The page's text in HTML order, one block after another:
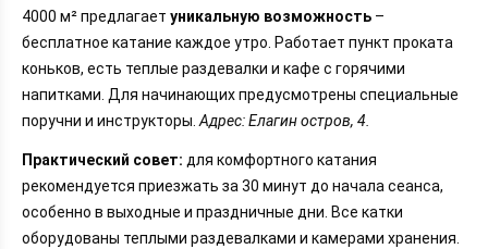
4000 м² предлагает уникальную возможность –
бесплатное катание каждое утро. Работает пункт проката
коньков, есть теплые раздевалки и кафе с горячими
напитками. Для начинающих предусмотрены специальные
поручни и инструкторы. Адрес: Елагин остров, 4.
Практический совет: для комфортного катания
рекомендуется приезжать за 30 минут до начала сеанса,
особенно в выходные и праздничные дни. Все катки
оборудованы теплыми раздевалками и камерами хранения.